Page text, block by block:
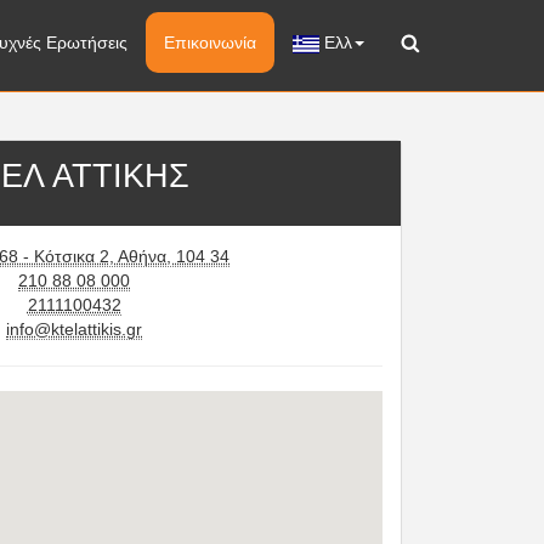
Ερωτήσεις Επικοινωνία Ελλ
ΑΤΤΙΚΗΣ
- Κότσικα 2, Αθήνα, 104 34
210 88 08 000
2111100432
info@ktelattikis.gr